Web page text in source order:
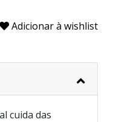
Adicionar à wishlist
cuida das